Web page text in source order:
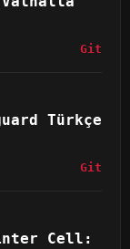
Git
Türkçe
Git
Cell: